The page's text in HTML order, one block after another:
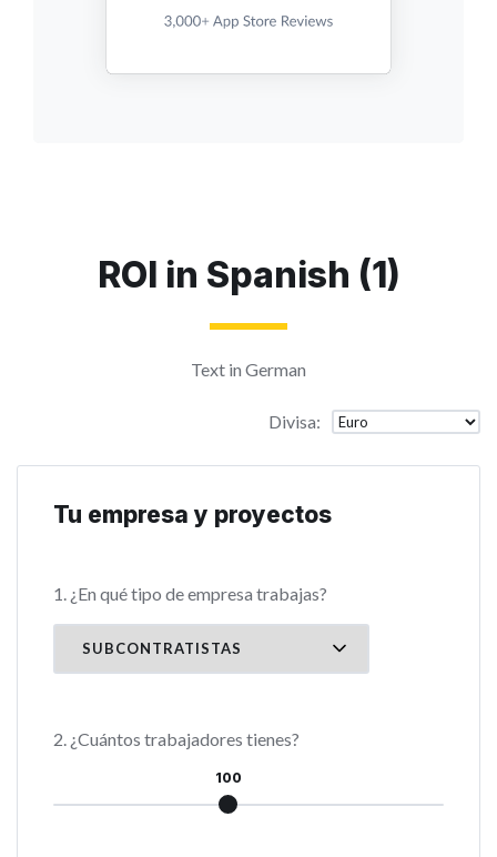
ROI in Spanish (1)
Text in German
Divisa:
Tu empresa y proyectos
1. ¿En qué tipo de empresa trabajas?
2. ¿Cuántos trabajadores tienes?
100